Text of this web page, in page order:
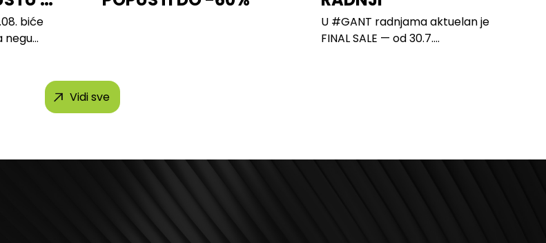
biće
negu
U #GANT radnjama aktuelan je
FINAL SALE — od 30.7....
Vidi sve